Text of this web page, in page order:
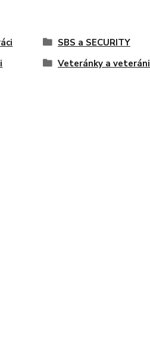
SBS a SECURITY
Veteránky a veteráni